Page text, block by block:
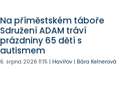
Na příměstském táboře
Sdružení ADAM tráví
prázdniny 65 dětí s
autismem
6. srpna 2026 11:15 | Havířov| Bára Kelnerová